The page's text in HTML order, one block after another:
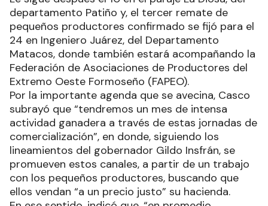
departamento Patiño y, el tercer remate de
pequeños productores confirmado se fijó para el
24 en Ingeniero Juárez, del Departamento
Matacos, donde también estará acompañando la
Federación de Asociaciones de Productores del
Extremo Oeste Formoseño (FAPEO).
Por la importante agenda que se avecina, Casco
subrayó que “tendremos un mes de intensa
actividad ganadera a través de estas jornadas de
comercialización”, en donde, siguiendo los
lineamientos del gobernador Gildo Insfrán, se
promueven estos canales, a partir de un trabajo
con los pequeños productores, buscando que
ellos vendan “a un precio justo” su hacienda.